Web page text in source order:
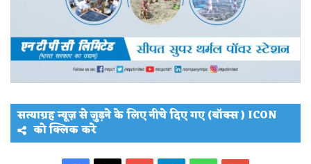
सत्याग्रह न्यूज़ से जुड़ने के लिए नीचे दिए गए (बॉक्स ) ICON
को क्लिक करे